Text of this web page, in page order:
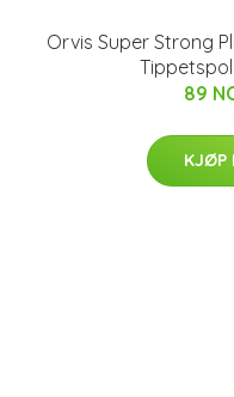
Orvis Super Strong
89
KJØP